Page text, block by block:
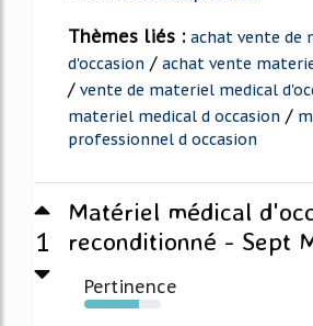
Thèmes liés : achat vente de
d'occasion / achat vente
/ vente de materiel medical
materiel medical d occasion /
professionnel d occasion
1
Matériel médical
reconditionné - Sept
Pertinence
72%